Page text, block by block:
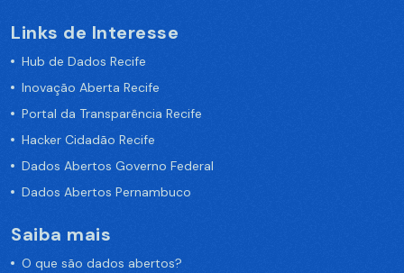
Links de Interesse
Hub de Dados Recife
Inovação Aberta Recife
Portal da Transparência Recife
Hacker Cidadão Recife
Dados Abertos Governo Federal
Dados Abertos Pernambuco
Saiba mais
O que são dados abertos?